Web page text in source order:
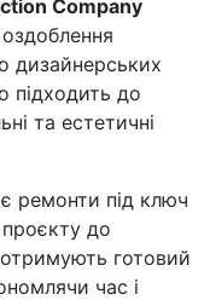
Company
дизайнерських
підходить до
та естетичні
ремонти під ключ
до
готовий
час і